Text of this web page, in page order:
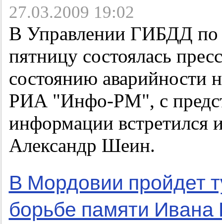
27.03.2009 19:02
В Управлении ГИБДД по
пятницу состоялась
состоянию аварийности
РИА "Инфо-РМ", с
информации встретился
Александр Шеин.
В Мордовии пройдет
борьбе памяти Ивана